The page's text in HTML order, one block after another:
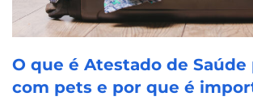
O que é Atestado de Saúde
com pets e por que é